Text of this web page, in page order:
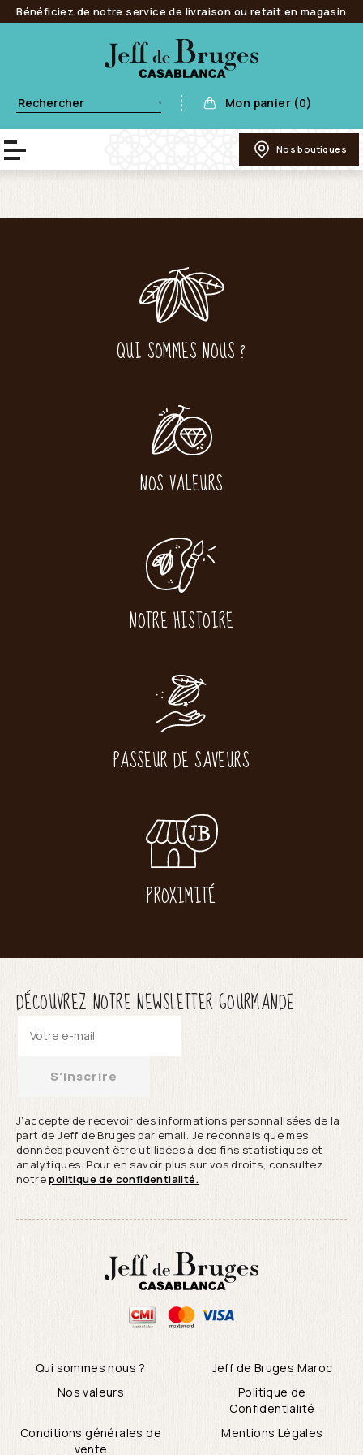
Bénéficiez de notre service de livraison ou retait en magasin
Mon panier (0)
Nos boutiques
QUI SOMMES NOUS ?
NOS VALEURS
NOTRE HISTOIRE
PASSEUR DE SAVEURS
PROXIMITÉ
DÉCOUVREZ NOTRE NEWSLETTER GOURMANDE
S'inscrire
J’accepte de recevoir des informations personnalisées de la
part de Jeff de Bruges par email. Je reconnais que mes
données peuvent être utilisées à des fins statistiques et
analytiques. Pour en savoir plus sur vos droits, consultez
notrepolitique de confidentialité.
Qui sommes nous ?
Jeff de Bruges Maroc
Nos valeurs
Politique de
Confidentialité
Conditions générales de
vente
Mentions Légales